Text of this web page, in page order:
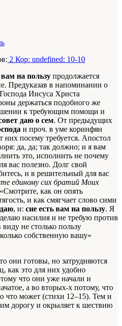
2 Кор: undefined: 10-10
на пользу продолжается
Предуказав в напоминании о
Иисуса Христа
держаться подобного же
к требующим помощи и
даю о сем. От предыдущих
и проч. в уме коринфян
них посему требуется. Апостол
да, да; так должно; и я вам
это, исполнить не почему
вас полезно. Долг свой
и в решительный для вас
единому сих братий Моих
как он опять
и как смягчает слово сими
, и: сие есть вам на пользу. Я
насилия и не требую против
не столько пользу
собственную вашу»
они готовы, но затрудняются
как это для них удобно
что они уже начали и
а во вторых-х потому, что
что может (стихи 12–15). Тем и
дорогу и окрыляет к шествию